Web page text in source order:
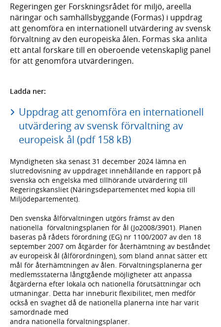
Regeringen ger Forskningsrådet för miljö, areella
näringar och samhällsbyggande (Formas) i uppdrag
att genomföra en internationell utvärdering av svensk
förvaltning av den europeiska ålen. Formas ska anlita
ett antal forskare till en oberoende vetenskaplig panel
för att genomföra utvärderingen.
Ladda ner:
Uppdrag att genomföra en internationell
utvärdering av svensk förvaltning av
europeisk ål (pdf 158 kB)
Myndigheten ska senast 31 december 2024 lämna en
slutredovisning av uppdraget innehållande en rapport på
svenska och engelska med tillhörande utvärdering till
Regeringskansliet (Näringsdepartementet med kopia till
Miljödepartementet).
Den svenska ålförvaltningen utgörs främst av den
nationella förvaltningsplanen för ål (Jo2008/3901). Planen
baseras på rådets förordning (EG) nr 1100/2007 av den 18
september 2007 om åtgärder för återhämtning av beståndet
av europeisk ål (ålförordningen), som bland annat sätter ett
mål för återhämtningen av ålen. Förvaltningsplanerna ger
medlemsstaterna långtgående möjligheter att anpassa
åtgärderna efter lokala och nationella förutsättningar och
utmaningar. Detta har inneburit flexibilitet, men medför
också en svaghet då de nationella planerna inte har varit
samordnade med
andra nationella förvaltningsplaner.